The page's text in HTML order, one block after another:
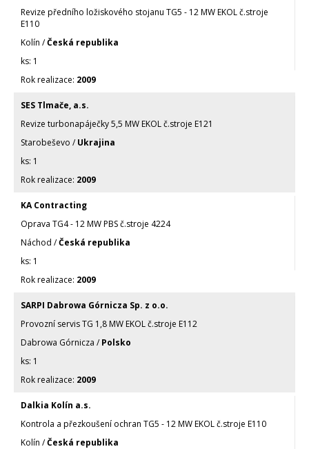
Revize předního ložiskového stojanu TG5 - 12 MW EKOL č.stroje
E110
Kolín /Česká republika
1
2009
SES Tlmače, a.s.
Revize turbonapáječky 5,5 MW EKOL č.stroje E121
Starobeševo /Ukrajina
1
2009
KA Contracting
Oprava TG4 - 12 MW PBS č.stroje 4224
Náchod /Česká republika
1
2009
SARPI Dabrowa Górnicza Sp. z o.o.
Provozní servis TG 1,8 MW EKOL č.stroje E112
Dabrowa Górnicza /Polsko
1
2009
Dalkia Kolín a.s.
Kontrola a přezkoušení ochran TG5 - 12 MW EKOL č.stroje E110
Kolín /Česká republika